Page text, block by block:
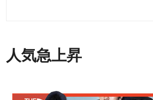
人気急上昇